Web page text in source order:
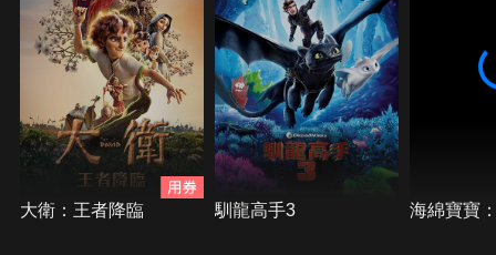
英雄們能否迎擊此次挑戰？快來觀看這部精彩刺激的
DC宇宙電影，一睹究竟吧！
大衛：王者降臨 馴龍高手3 海綿寶寶